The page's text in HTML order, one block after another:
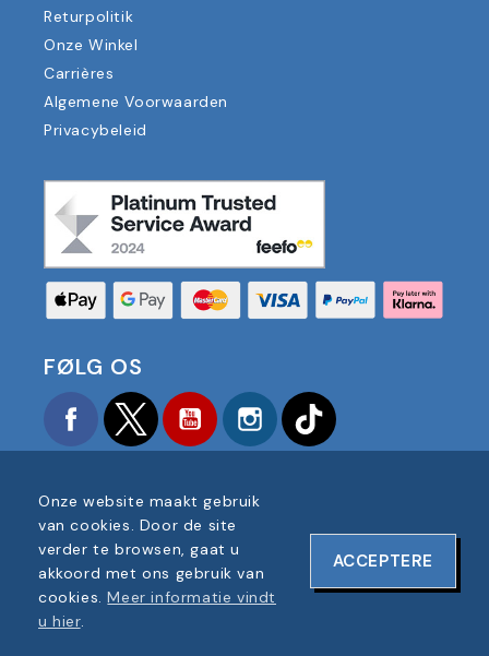
Returpolitik
Onze Winkel
Carrières
Algemene Voorwaarden
Privacybeleid
FØLG OS
FacebookTwitter YouTubeInstagram
COPYRIGHT © 2025 FOOTBALL AMERICA UK ALLE
RECHTEN VOORBEHOUDEN
BEDRIJF REGISTRATIENUMMER: 06354287
WEBSITEONTWERP DOOR
Onze website maakt gebruik
van cookies. Door de site
verder te browsen, gaat u
akkoord met ons gebruik van
cookies.Meer informatie vindt
u hier.
ACCEPTERE